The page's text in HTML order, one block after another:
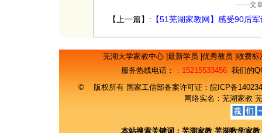
------文
【上一篇】: 【51芜湖家教网】感受90后
芜湖大学家教中心 最新学员 优秀教员 收费
服务热线电话：
：15215533456 我们的
© 版权所有 国家工信部备案许可证： 皖ICP备
网络实名： 芜湖家教
本站搜索关键词： 芜湖家教 芜湖数学家教